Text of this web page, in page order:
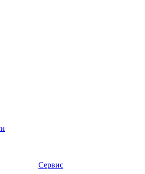
Сервис